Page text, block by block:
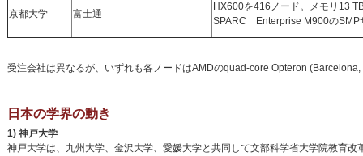
京都大学 富士通
HX600を416ノード。メモリ13
SPARC Enterprise M900のSMP
受注会社は異なるが、いずれも各ノードはAMDのquad-core Opteron
日本の学界の動き
1) 神戸大学
神戸大学は、九州大学、金沢大学、愛媛大学と共同して文部科学省大学院教育